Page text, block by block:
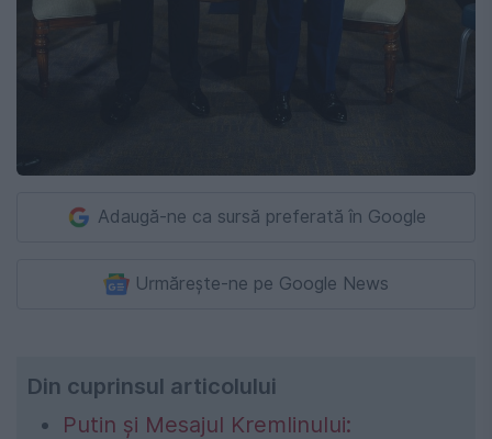
Adaugă-ne ca sursă preferată în Google
Urmărește-ne pe Google News
Din cuprinsul articolului
Putin și Mesajul Kremlinului: